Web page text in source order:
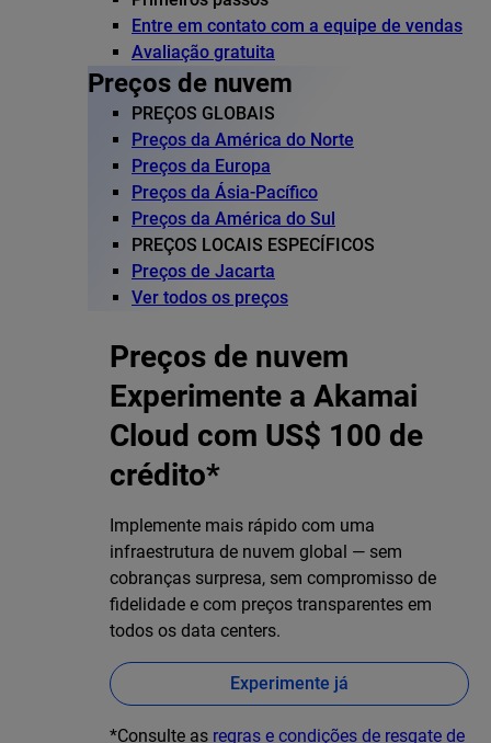
Entre em contato com a equipe de vendas
Avaliação gratuita
Preços de nuvem
PREÇOS GLOBAIS
Preços da América do Norte
Preços da Europa
Preços da Ásia-Pacífico
Preços da América do Sul
PREÇOS LOCAIS ESPECÍFICOS
Preços de Jacarta
Ver todos os preços
Preços de nuvem
Experimente a Akamai
Cloud com US$ 100 de
crédito*
Implemente mais rápido com uma
infraestrutura de nuvem global — sem
cobranças surpresa, sem compromisso de
fidelidade e com preços transparentes em
todos os data centers.
Experimente já
*Consulte as regras e condições de resgate de